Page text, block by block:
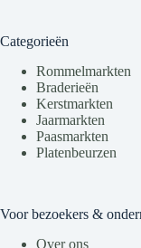
Categorieën
Rommelmarkten
Braderieën
Kerstmarkten
Jaarmarkten
Paasmarkten
Platenbeurzen
Voor bezoekers &
Over ons